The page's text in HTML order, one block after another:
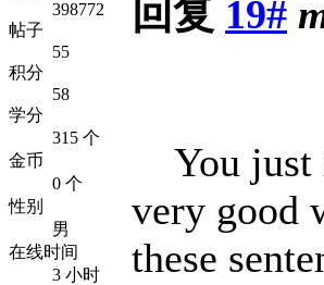
398772
帖子
55
积分
58
学分
315 个
金币
0 个
性别
男
在线时间
3 小时
回复 19#
You just
very good
these